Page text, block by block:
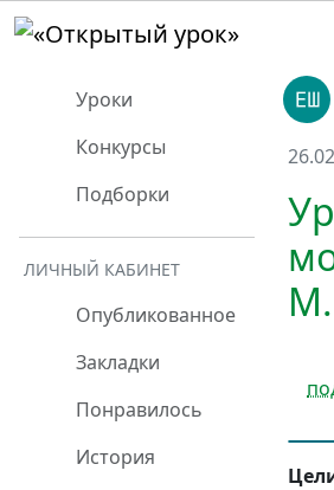
Уроки
Конкурсы
Подборки
ЛИЧНЫЙ КАБИНЕТ
Опубликованное
Закладки
Понравилось
История